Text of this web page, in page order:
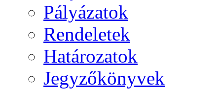
Pályázatok
Rendeletek
Határozatok
Jegyzőkönyvek